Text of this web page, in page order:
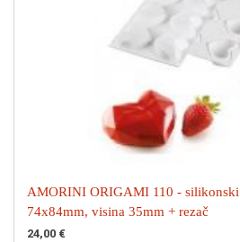
AMORINI ORIGAMI 110 -
74x84mm, visina 35mm + rezač
24,00 €